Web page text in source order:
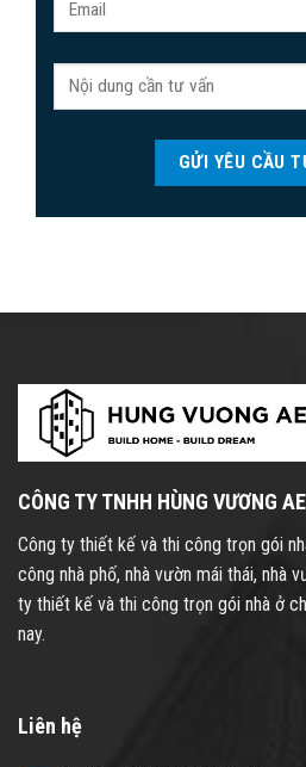
CÔNG TY TNHH HÙNG VƯƠNG
Công ty thiết kế và thi công trọn gói
công nhà phố, nhà vườn mái thái, nhà
ty thiết kế và thi công trọn gói nhà ở
nay.
Liên hệ